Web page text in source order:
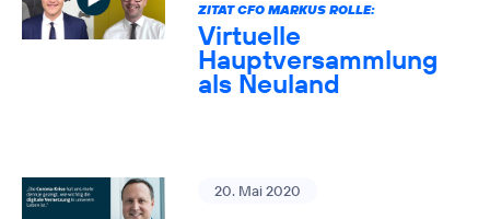
ZITAT CFO MARKUS ROLLE:
Virtuelle
Hauptversammlung
als Neuland
20. Mai 2020